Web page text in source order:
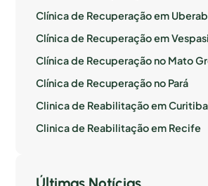
Clínica de Recuperação em
Clínica de Recuperação em
Clínica de Recuperação no Mato
Clínica de Recuperação no Pará
Clinica de Reabilitação em Curitiba
Clinica de Reabilitação em Recife